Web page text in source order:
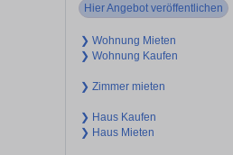
Hier Angebot veröffentlichen
❯ Wohnung Mieten
❯ Wohnung Kaufen
❯ Zimmer mieten
❯ Haus Kaufen
❯ Haus Mieten